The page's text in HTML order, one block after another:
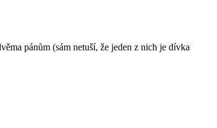
pánům (sám netuší, že jeden z nich je dívka